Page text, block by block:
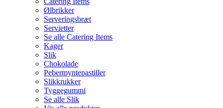
Ølbrikker
Serveringsbræt
Servietter
Se alle Catering Items
Kager
Slik
Chokolade
Pebermyntepastiller
Slikkrukker
Tyggegummi
Se alle Slik